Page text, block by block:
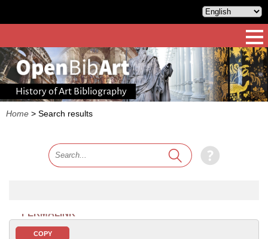
History of Art Bibliography
Home > Search results
PERMALINK
COPY